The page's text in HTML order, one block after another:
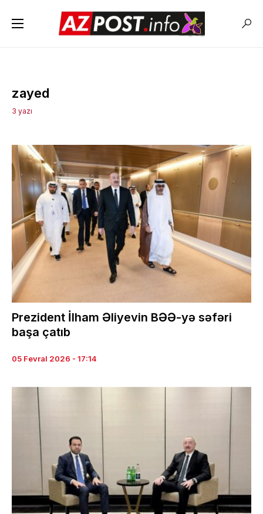
zayed
3 yazı
Prezident İlham Əliyevin BƏƏ-yə səfəri
başa çatıb
05 Fevral 2026 - 17:14